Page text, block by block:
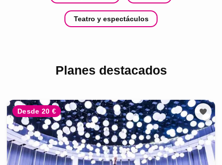
Teatro y espectáculos
Planes destacados
Desde 20 €